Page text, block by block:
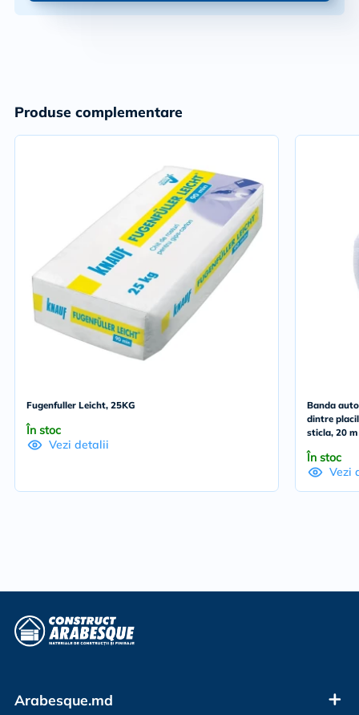
Produse complementare
Fugenfuller Leicht, 25KG
În stoc
Vezi detalii
Banda
dintre
sticla, 20
În stoc
Vezi
Arabesque.md